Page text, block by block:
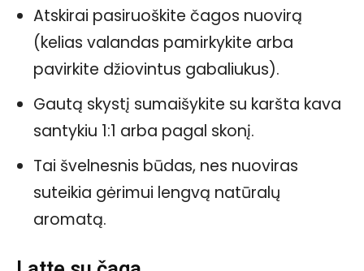
Atskirai pasiruoškite čagos nuovirą
(kelias valandas pamirkykite arba
pavirkite džiovintus gabaliukus).
Gautą skystį sumaišykite su karšta kava
santykiu 1:1 arba pagal skonį.
Tai švelnesnis būdas, nes nuoviras
suteikia gėrimui lengvą natūralų
aromatą.